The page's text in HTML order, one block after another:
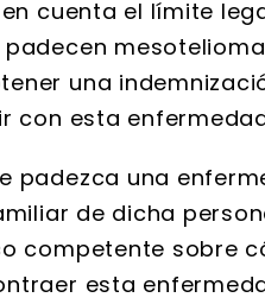
cuenta el límite
una
con esta
padezca una
de dicha
competente sobre
esta